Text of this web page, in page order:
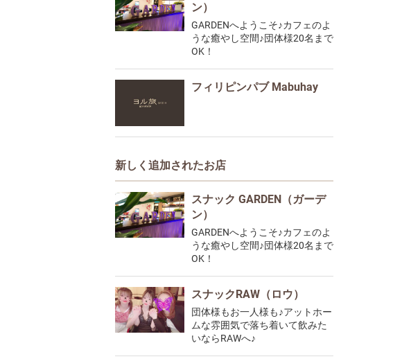
ン）
GARDENへようこそ♪カフェのよ
うな癒やし空間♪団体様20名まで
OK！
フィリピンパブ Mabuhay
新しく追加されたお店
スナック GARDEN（ガーデ
ン）
GARDENへようこそ♪カフェのよ
うな癒やし空間♪団体様20名まで
OK！
スナックRAW（ロウ）
団体様もお一人様も♪アットホー
ムな雰囲気で落ち着いて飲みた
いならRAWへ♪